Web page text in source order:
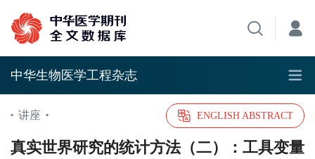
中华生物医学工程杂志
• 讲座 • ENGLISH ABSTRACT
真实世界研究的统计方法（二）：工具变量